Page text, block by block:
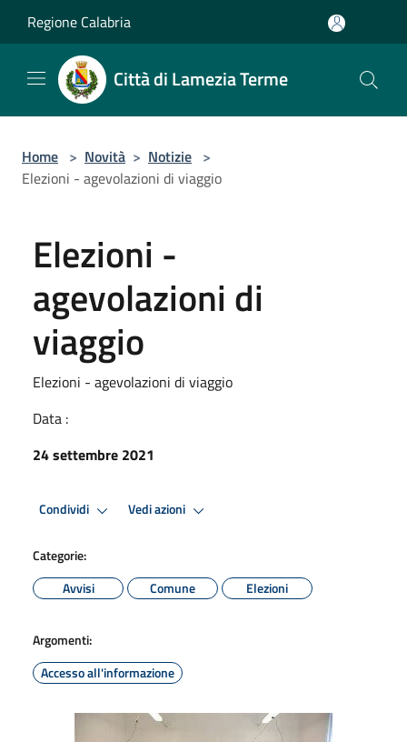
Regione Calabria
Città di Lamezia Terme
Home > Novità > Notizie >
Elezioni - agevolazioni di viaggio
Elezioni -
agevolazioni di
viaggio
Elezioni - agevolazioni di viaggio
Data :
24 settembre 2021
Condividi Vedi azioni
Categorie:
Avvisi
Comune Elezioni
Argomenti:
Accesso all'informazione